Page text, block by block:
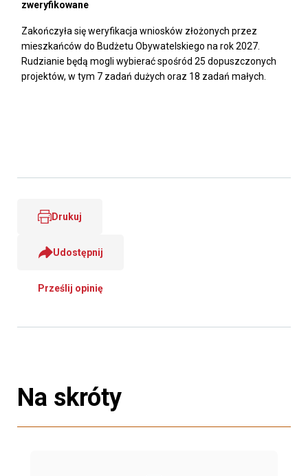
zweryfikowane
Zakończyła się weryfikacja wniosków złożonych przez
mieszkańców do Budżetu Obywatelskiego na rok 2027.
Rudzianie będą mogli wybierać spośród 25 dopuszczonych
projektów, w tym 7 zadań dużych oraz 18 zadań małych.
Drukuj
Udostępnij
Prześlij opinię
Na skróty